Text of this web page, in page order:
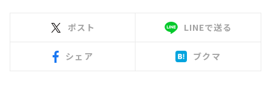
ポスト LINEで送る
シェア ブクマ